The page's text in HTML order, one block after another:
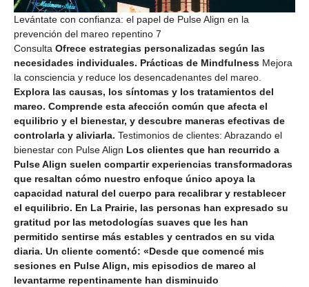
Levántate con confianza: el papel de Pulse Align en la
prevención del mareo repentino 7
Consulta Ofrece estrategias personalizadas según las
necesidades individuales. Prácticas de Mindfulness Mejora
la consciencia y reduce los desencadenantes del mareo.
Explora las causas, los síntomas y los tratamientos del
mareo. Comprende esta afección común que afecta el
equilibrio y el bienestar, y descubre maneras efectivas de
controlarla y aliviarla. Testimonios de clientes: Abrazando el
bienestar con Pulse Align Los clientes que han recurrido a
Pulse Align suelen compartir experiencias transformadoras
que resaltan cómo nuestro enfoque único apoya la
capacidad natural del cuerpo para recalibrar y restablecer
el equilibrio. En La Prairie, las personas han expresado su
gratitud por las metodologías suaves que les han
permitido sentirse más estables y centrados en su vida
diaria. Un cliente comentó: «Desde que comencé mis
sesiones en Pulse Align, mis episodios de mareo al
levantarme repentinamente han disminuido